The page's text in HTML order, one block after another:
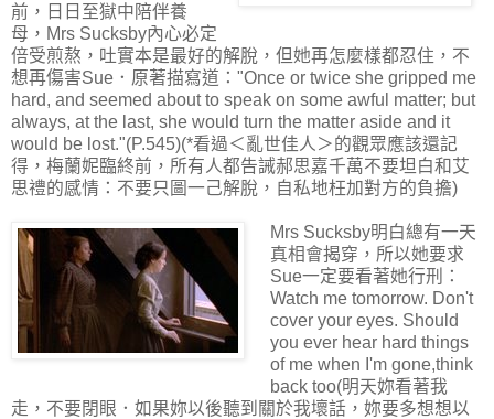
前，日日至獄中陪伴養
母，Mrs Sucksby內心必定
倍受煎熬，吐實本是最好的解脫，但她再怎麼樣都忍住，不
想再傷害Sue．原著描寫道："Once or twice she gripped me
hard, and seemed about to speak on some awful matter; but
always, at the last, she would turn the matter aside and it
would be lost."(P.545)(*看過＜亂世佳人＞的觀眾應該還記
得，梅蘭妮臨終前，所有人都告誡郝思嘉千萬不要坦白和艾
思禮的感情：不要只圖一己解脫，自私地枉加對方的負擔)
Mrs Sucksby明白總有一天
真相會揭穿，所以她要求
Sue一定要看著她行刑：
Watch me tomorrow. Don't
cover your eyes. Should
you ever hear hard things
of me when I'm gone,think
back too(明天妳看著我
走，不要閉眼．如果妳以後聽到關於我壞話，妳要多想想以